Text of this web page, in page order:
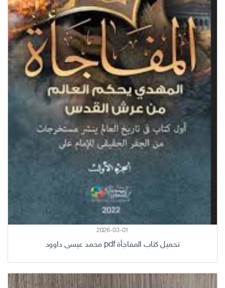
2026-03-01
تحميل كتاب المفاجأة pdf محمد عيسى داوود